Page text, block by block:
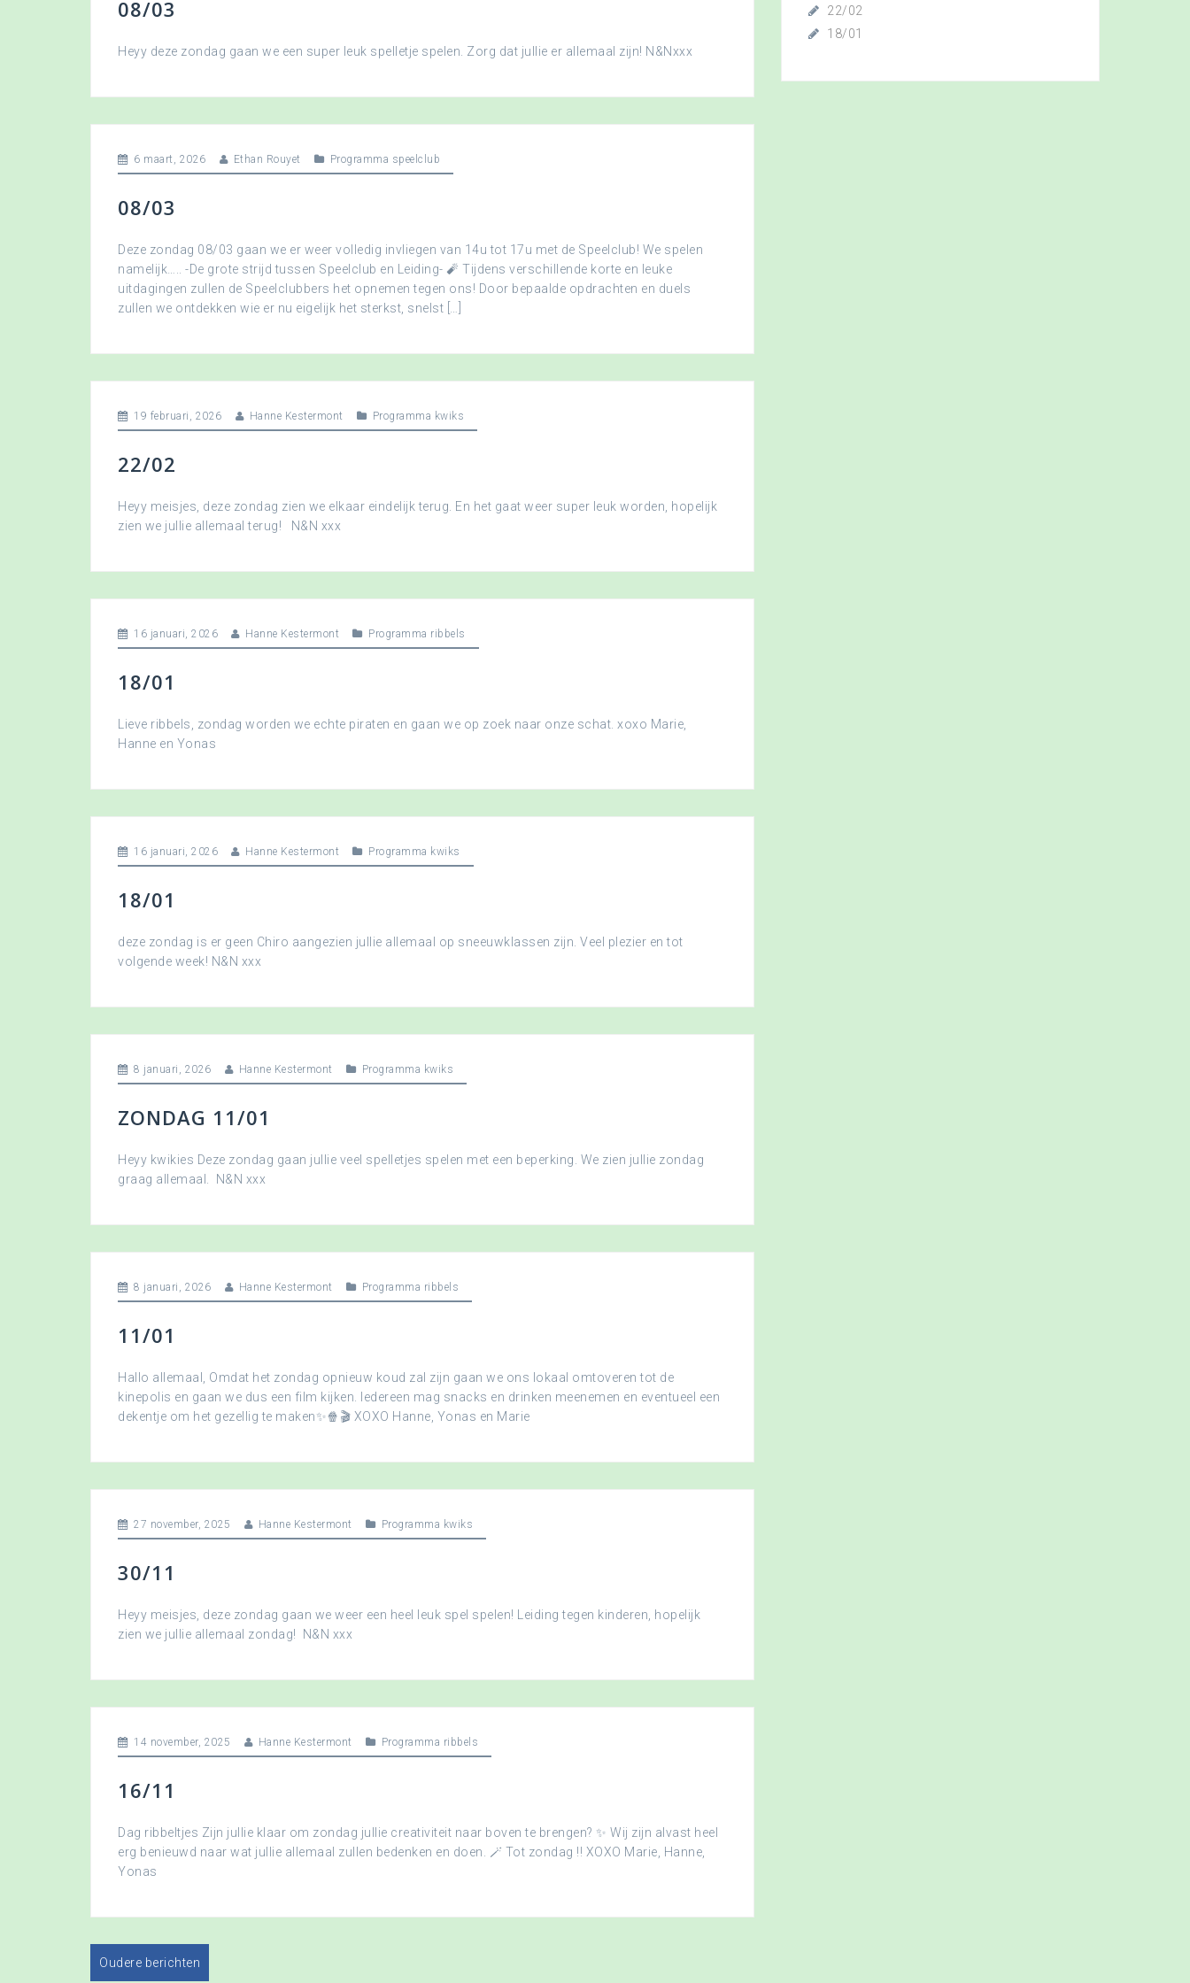
08/03
Heyy deze zondag gaan we een super leuk spelletje spelen. Zorg dat jullie er allemaal zijn! N&Nxxx
6 maart, 2026 Ethan Rouyet Programma speelclub
08/03
Deze zondag 08/03 gaan we er weer volledig invliegen van 14u tot 17u met de Speelclub! We spelen
namelijk….. -De grote strijd tussen Speelclub en Leiding- 🧨 Tijdens verschillende korte en leuke
uitdagingen zullen de Speelclubbers het opnemen tegen ons! Door bepaalde opdrachten en duels
zullen we ontdekken wie er nu eigelijk het sterkst, snelst […]
19 februari, 2026 Hanne Kestermont Programma kwiks
22/02
Heyy meisjes, deze zondag zien we elkaar eindelijk terug. En het gaat weer super leuk worden, hopelijk
zien we jullie allemaal terug! N&N xxx
16 januari, 2026 Hanne Kestermont Programma ribbels
18/01
Lieve ribbels, zondag worden we echte piraten en gaan we op zoek naar onze schat. xoxo Marie,
Hanne en Yonas
16 januari, 2026 Hanne Kestermont Programma kwiks
18/01
deze zondag is er geen Chiro aangezien jullie allemaal op sneeuwklassen zijn. Veel plezier en tot
volgende week! N&N xxx
8 januari, 2026 Hanne Kestermont Programma kwiks
ZONDAG 11/01
Heyy kwikies Deze zondag gaan jullie veel spelletjes spelen met een beperking. We zien jullie zondag
graag allemaal. N&N xxx
8 januari, 2026 Hanne Kestermont Programma ribbels
11/01
Hallo allemaal, Omdat het zondag opnieuw koud zal zijn gaan we ons lokaal omtoveren tot de
kinepolis en gaan we dus een film kijken. Iedereen mag snacks en drinken meenemen en eventueel een
dekentje om het gezellig te maken✨🍿🎬 XOXO Hanne, Yonas en Marie
27 november, 2025 Hanne Kestermont Programma kwiks
30/11
Heyy meisjes, deze zondag gaan we weer een heel leuk spel spelen! Leiding tegen kinderen, hopelijk
zien we jullie allemaal zondag! N&N xxx
14 november, 2025 Hanne Kestermont Programma ribbels
16/11
Dag ribbeltjes Zijn jullie klaar om zondag jullie creativiteit naar boven te brengen? ✨ Wij zijn alvast heel
erg benieuwd naar wat jullie allemaal zullen bedenken en doen. 🪄 Tot zondag !! XOXO Marie, Hanne,
Yonas
Oudere berichten
22/02
18/01